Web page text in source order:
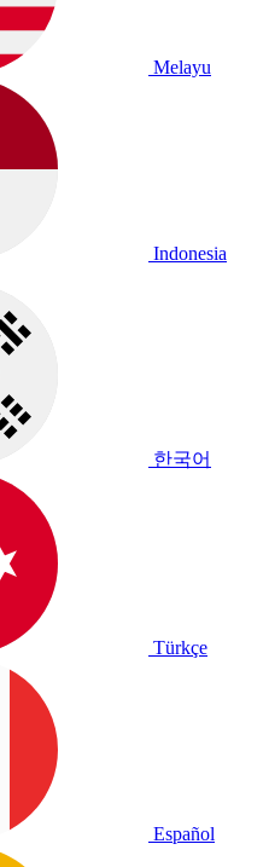
Melayu
Indonesia
한국어
Türkçe
Español